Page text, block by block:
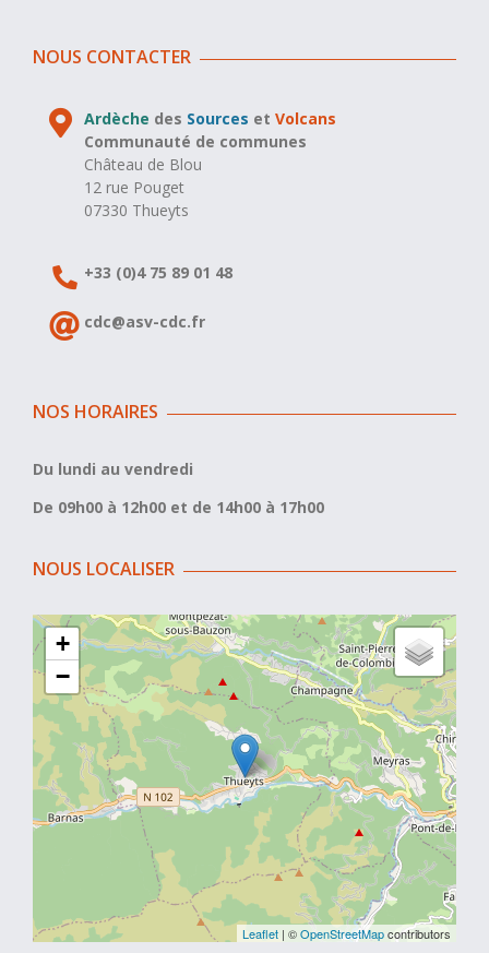
NOUS CONTACTER
Ardèche des Sources etVolcans
Communauté de communes
Château de Blou
12 rue Pouget
07330 Thueyts
+33 (0)4 75 89 01 48
cdc@asv-cdc.fr
NOS HORAIRES
Du lundi au vendredi
De 09h00 à 12h00 et de 14h00 à 17h00
NOUS LOCALISER
+
−
Leaflet | ©OpenStreetMapcontributors